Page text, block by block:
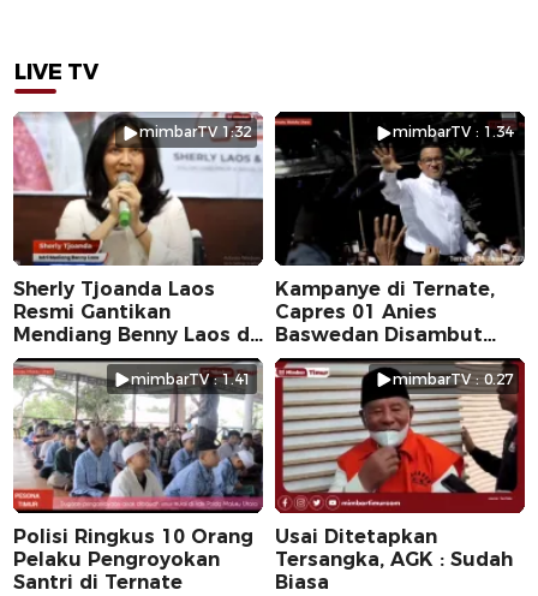
LIVE TV
mimbarTV 1:32
Sherly Tjoanda Laos
Resmi Gantikan
Mendiang Benny Laos di
Pilkada 2024
mimbarTV : 1.34
Kampanye di Ternate,
Capres 01 Anies
Baswedan Disambut
Ribuan Warga
mimbarTV : 1.41
Polisi Ringkus 10 Orang
Pelaku Pengroyokan
Santri di Ternate
mimbarTV : 0.27
Usai Ditetapkan
Tersangka, AGK : Sudah
Biasa